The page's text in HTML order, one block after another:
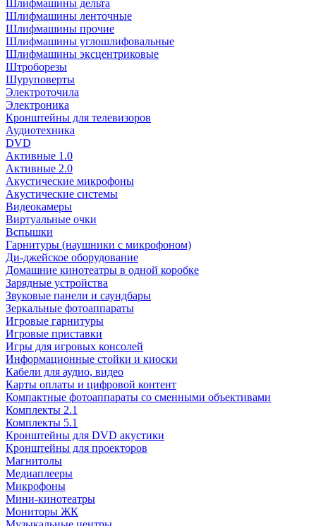
Шлифмашины дельта
Шлифмашины ленточные
Шлифмашины прочие
Шлифмашины углошлифовальные
Шлифмашины эксцентриковые
Штроборезы
Шуруповерты
Электроточила
Электроника
Кронштейны для телевизоров
Аудиотехника
DVD
Активные 1.0
Активные 2.0
Акустические микрофоны
Акустические системы
Видеокамеры
Виртуальные очки
Вспышки
Гарнитуры (наушники с микрофоном)
Ди-джейское оборудование
Домашние кинотеатры в одной коробке
Зарядные устройства
Звуковые панели и саундбары
Зеркальные фотоаппараты
Игровые гарнитуры
Игровые приставки
Игры для игровых консолей
Информационные стойки и киоски
Кабели для аудио, видео
Карты оплаты и цифровой контент
Компактные фотоаппараты со сменными объективами
Комплекты 2.1
Комплекты 5.1
Кронштейны для DVD акустики
Кронштейны для проекторов
Магнитолы
Медиаплееры
Микрофоны
Мини-кинотеатры
Мониторы ЖК